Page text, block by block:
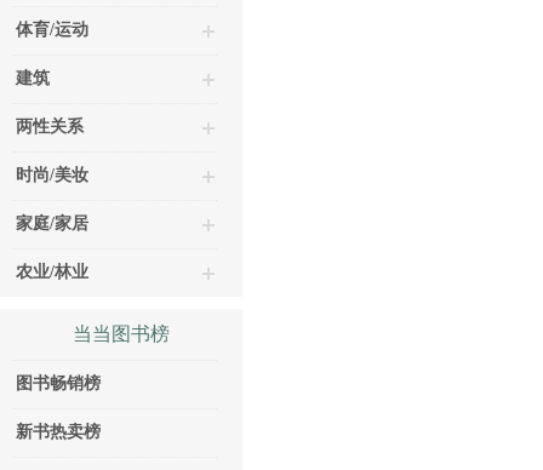
体育/运动
建筑
两性关系
时尚/美妆
家庭/家居
农业/林业
当当图书榜
图书畅销榜
新书热卖榜